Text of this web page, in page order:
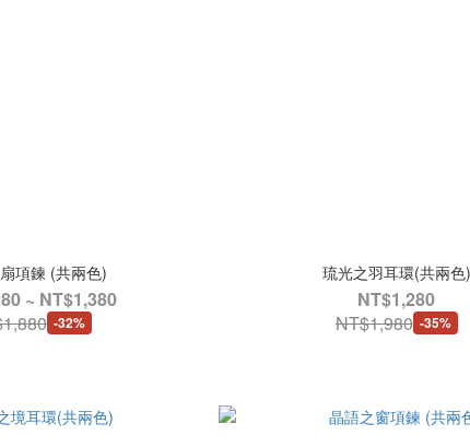
項鍊 (共兩色)
~ NT$1,380
-32%
琉光之羽耳環(共兩色)
NT$1,280
NT$1,980 -35%